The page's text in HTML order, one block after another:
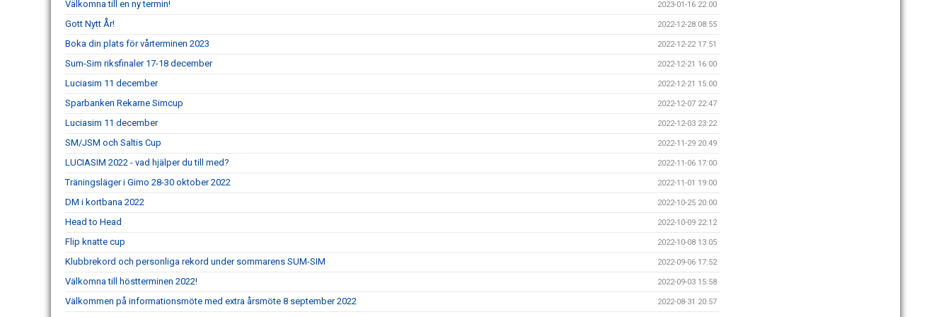
Välkomna till en ny termin! 2023-01-16 22:00
Gott Nytt År! 2022-12-28 08:55
Boka din plats för vårterminen 2023 2022-12-22 17:51
Sum-Sim riksfinaler 17-18 december 2022-12-21 16:00
Luciasim 11 december 2022-12-21 15:00
Sparbanken Rekarne Simcup 2022-12-07 22:47
Luciasim 11 december 2022-12-03 23:22
SM/JSM och Saltis Cup 2022-11-29 20:49
LUCIASIM 2022 - vad hjälper du till med? 2022-11-06 17:00
Träningsläger i Gimo 28-30 oktober 2022 2022-11-01 19:00
DM i kortbana 2022 2022-10-25 20:00
Head to Head 2022-10-09 22:12
Flip knatte cup 2022-10-08 13:05
Klubbrekord och personliga rekord under sommarens SUM-SIM 2022-09-06 17:52
Välkomna till höstterminen 2022! 2022-09-03 15:58
Välkommen på informationsmöte med extra årsmöte 8 september 2022 2022-08-31 20:57